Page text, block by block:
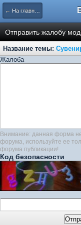
← На главную
Отправить жалобу
Название темы:
Жалоба
Внимание: данная форма
форума, используйте ее
форума публикации!
Код безопасности